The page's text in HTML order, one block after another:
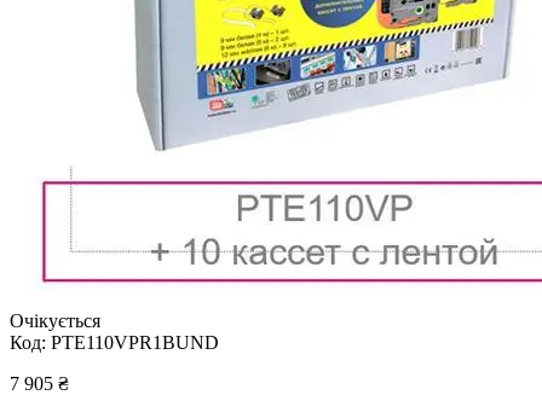
Очікується
Код: PTE110VPR1BUND
7 905 ₴